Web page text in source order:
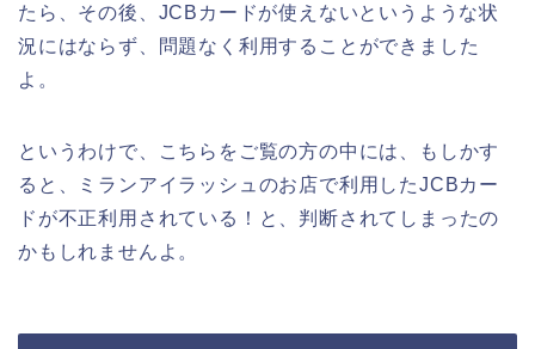
たら、その後、JCBカードが使えないというような状
況にはならず、問題なく利用することができました
よ。
というわけで、こちらをご覧の方の中には、もしかす
ると、ミランアイラッシュのお店で利用したJCBカー
ドが不正利用されている！と、判断されてしまったの
かもしれませんよ。